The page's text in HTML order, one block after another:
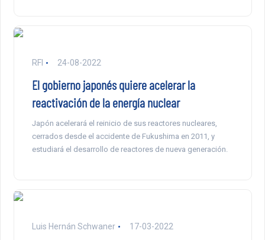
RFI 24-08-2022
El gobierno japonés quiere acelerar la
reactivación de la energía nuclear
Japón acelerará el reinicio de sus reactores nucleares,
cerrados desde el accidente de Fukushima en 2011, y
estudiará el desarrollo de reactores de nueva generación.
Luis Hernán Schwaner 17-03-2022